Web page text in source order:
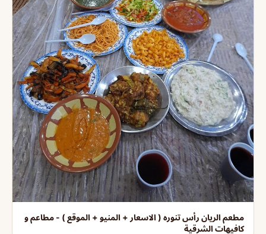
مطعم الريان رأس تنوره ( الاسعار + المنيو + الموقع ) - مطاعم و
كافيهات الشرقية